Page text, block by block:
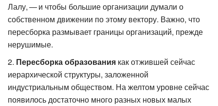
Лалу, — и чтобы большие организации думали о
собственном движении по этому вектору. Важно, что
пересборка размывает границы организаций, прежде
нерушимые.
Пересборка образования как отжившей сейчас
иерархической структуры, заложенной
индустриальным обществом. На желтом уровне сейчас
появилось достаточно много разных новых малых